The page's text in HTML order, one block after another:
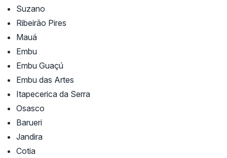
Suzano
Ribeirão Pires
Mauá
Embu
Embu Guaçú
Embu das Artes
Itapecerica da Serra
Osasco
Barueri
Jandira
Cotia